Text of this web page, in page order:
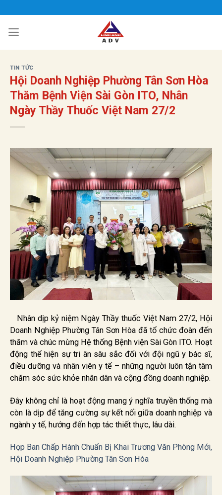
qua
nội
TIN TỨC
Hội Doanh Nghiệp Phường Tân Sơn Hòa
Thăm Bệnh Viện Sài Gòn ITO, Nhân
Ngày Thầy Thuốc Việt Nam 27/2
Nhân dịp kỷ niệm Ngày Thầy thuốc Việt Nam 27/2, Hội
Doanh Nghiệp Phường Tân Sơn Hòa đã tổ chức đoàn đến
thăm và chúc mừng Hệ thống Bệnh viện Sài Gòn ITO. Hoạt
động thể hiện sự tri ân sâu sắc đối với đội ngũ y bác sĩ,
điều dưỡng và nhân viên y tế – những người luôn tận tâm
chăm sóc sức khỏe nhân dân và cộng đồng doanh nghiệp.
Đây không chỉ là hoạt động mang ý nghĩa truyền thống mà
còn là dịp để tăng cường sự kết nối giữa doanh nghiệp và
ngành y tế, hướng đến hợp tác thiết thực, lâu dài.
Họp Ban Chấp Hành Chuẩn Bị Khai Trương Văn Phòng Mới,
Hội Doanh Nghiệp Phường Tân Sơn Hòa